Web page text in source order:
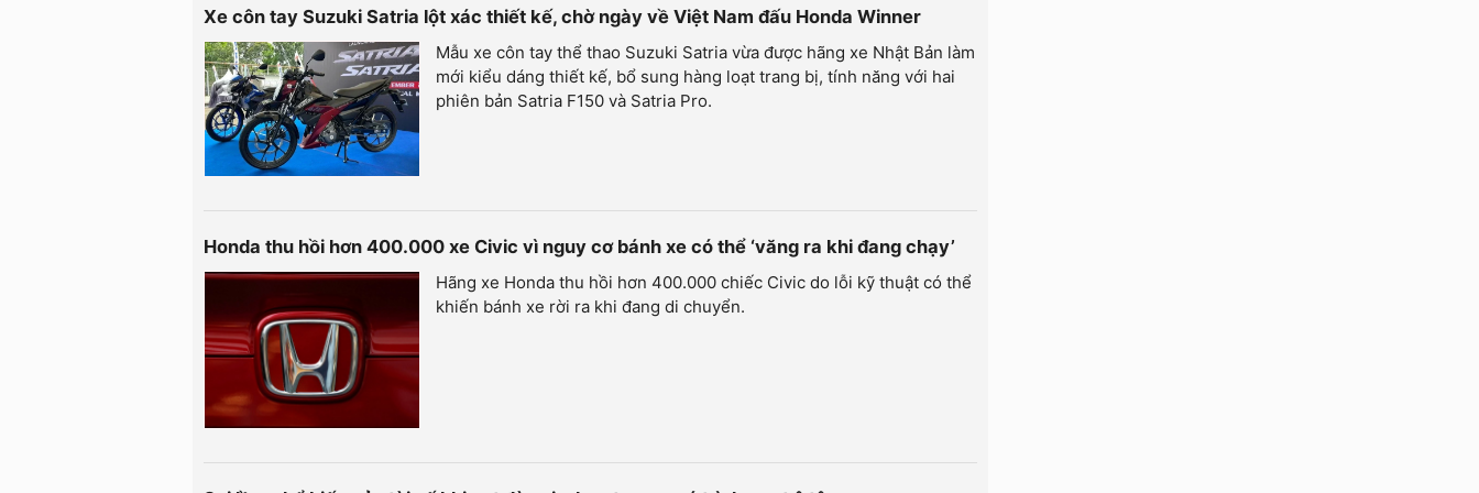
Xe côn tay Suzuki Satria lột xác thiết kế, chờ ngày về Việt Nam đấu Honda Winner
Mẫu xe côn tay thể thao Suzuki Satria vừa được hãng xe Nhật Bản làm
mới kiểu dáng thiết kế, bổ sung hàng loạt trang bị, tính năng với hai
phiên bản Satria F150 và Satria Pro.
Honda thu hồi hơn 400.000 xe Civic vì nguy cơ bánh xe có thể ‘văng ra khi đang chạy’
Hãng xe Honda thu hồi hơn 400.000 chiếc Civic do lỗi kỹ thuật có thể
khiến bánh xe rời ra khi đang di chuyển.